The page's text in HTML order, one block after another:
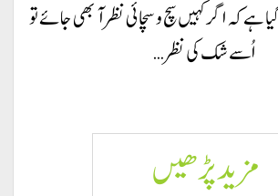
ہے کہ اگر کہیں سچ و سچائی نظر آ بھی جائے تو
اُسے شک کی نظر…
مزید پڑھيں